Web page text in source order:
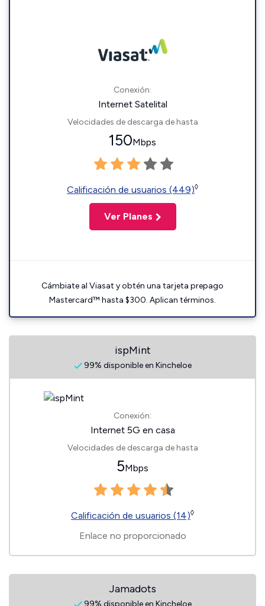
Conexión:
Internet Satelital
Velocidades de descarga de hasta
150Mbps
Calificación de usuarios (449)◊
Ver Planes
Cámbiate al Viasat y obtén una tarjeta prepago
Mastercard™ hasta $300. Aplican términos.
ispMint
99% disponible en Kincheloe
Conexión:
Internet 5G en casa
Velocidades de descarga de hasta
5Mbps
Calificación de usuarios (14)◊
Enlace no proporcionado
Jamadots
99% disponible en Kincheloe